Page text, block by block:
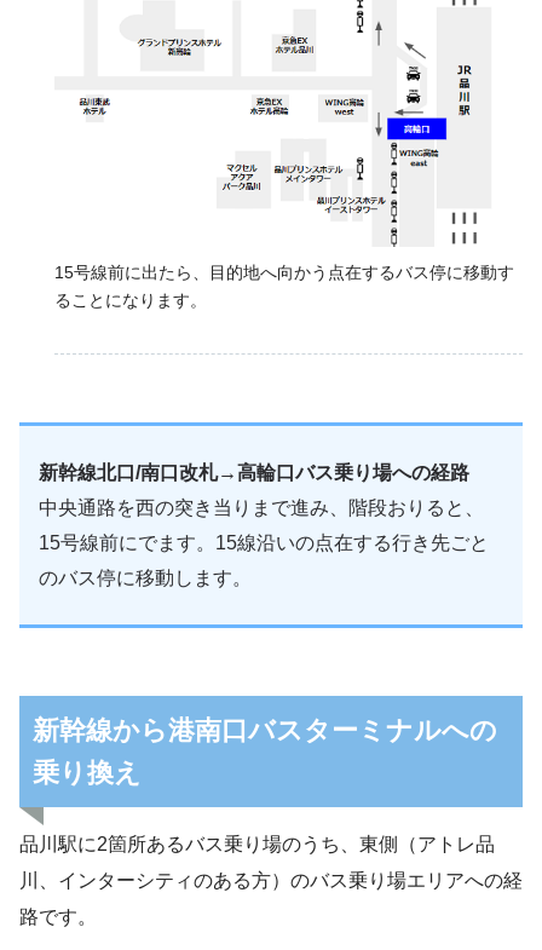
15号線前に出たら、目的地へ向かう点在するバス停に移動す
ることになります。
新幹線北口/南口改札→高輪口バス乗り場への経路
中央通路を西の突き当りまで進み、階段おりると、
15号線前にでます。15線沿いの点在する行き先ごと
のバス停に移動します。
新幹線から港南口バスターミナルへの
乗り換え
品川駅に2箇所あるバス乗り場のうち、東側（アトレ品
川、インターシティのある方）のバス乗り場エリアへの経
路です。